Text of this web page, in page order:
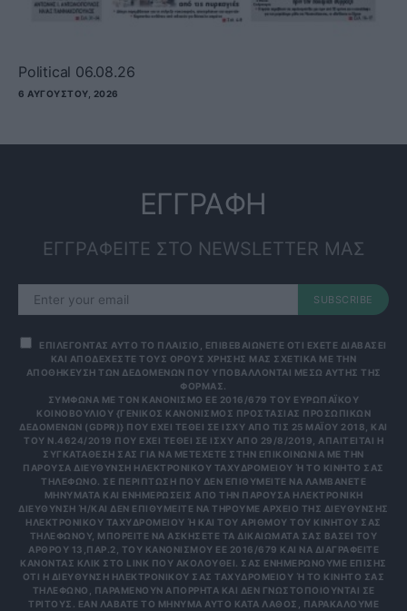
Political 06.08.26
6 ΑΥΓΟΎΣΤΟΥ, 2026
ΕΓΓΡΑΦΗ
ΕΓΓΡΑΦΕΙΤΕ ΣΤΟ NEWSLETTER ΜΑΣ
SUBSCRIBE
ΕΠΙΛΕΓΟΝΤΑΣ ΑΥΤΟ ΤΟ ΠΛΑΙΣΙΟ, ΕΠΙΒΕΒΑΙΩΝΕΤΕ ΟΤΙ ΕΧΕΤΕ ΔΙΑΒΑΣΕΙ
ΚΑΙ ΑΠΟΔΕΧΕΣΤΕ ΤΟΥΣ ΟΡΟΥΣ ΧΡΗΣΗΣ ΜΑΣ ΣΧΕΤΙΚΑ ΜΕ ΤΗΝ
ΑΠΟΘΗΚΕΥΣΗ ΤΩΝ ΔΕΔΟΜΕΝΩΝ ΠΟΥ ΥΠΟΒΑΛΛΟΝΤΑΙ ΜΕΣΩ ΑΥΤΗΣ ΤΗΣ
ΦΟΡΜΑΣ.
ΣΎΜΦΩΝΑ ΜΕ ΤΟΝ ΚΑΝΟΝΙΣΜΌ ΕΕ 2016/679 ΤΟΥ ΕΥΡΩΠΑΪΚΟΎ
ΚΟΙΝΟΒΟΥΛΊΟΥ {ΓΕΝΙΚΌΣ ΚΑΝΟΝΙΣΜΌΣ ΠΡΟΣΤΑΣΊΑΣ ΠΡΟΣΩΠΙΚΏΝ
ΔΕΔΟΜΈΝΩΝ (GDPR)} ΠΟΥ ΈΧΕΙ ΤΕΘΕΊ ΣΕ ΙΣΧΎ ΑΠΌ ΤΙΣ 25 ΜΑΪ́ΟΥ 2018, ΚΑΙ
ΤΟΥ Ν.4624/2019 ΠΟΥ ΈΧΕΙ ΤΕΘΕΊ ΣΕ ΙΣΧΎ ΑΠΌ 29/8/2019, ΑΠΑΙΤΕΊΤΑΙ Η
ΣΥΓΚΑΤΆΘΕΣΉ ΣΑΣ ΓΙΑ ΝΑ ΜΕΤΈΧΕΤΕ ΣΤΗΝ ΕΠΙΚΟΙΝΩΝΊΑ ΜΕ ΤΗΝ
ΠΑΡΟΎΣΑ ΔΙΕΎΘΥΝΣΗ ΗΛΕΚΤΡΟΝΙΚΟΎ ΤΑΧΥΔΡΟΜΕΊΟΥ Ή ΤΟ ΚΙΝΗΤΌ ΣΑΣ Τ
ΗΛΈΦΩΝΟ. ΣΕ ΠΕΡΊΠΤΩΣΗ ΠΟΥ ΔΕΝ ΕΠΙΘΥΜΕΊΤΕ ΝΑ ΛΑΜΒΆΝΕΤΕ Μ
ΗΝΎΜΑΤΑ ΚΑΙ ΕΝΗΜΕΡΏΣΕΙΣ ΑΠΌ ΤΗΝ ΠΑΡΟΎΣΑ ΗΛΕΚΤΡΟΝΙΚΉ Δ
ΙΕΎΘΥΝΣΗ Ή/ΚΑΙ ΔΕΝ ΕΠΙΘΥΜΕΊΤΕ ΝΑ ΤΗΡΟΎΜΕ ΑΡΧΕΊΟ ΤΗΣ ΔΙΕΎΘΥΝΣΗΣ ΗΛ
ΕΚΤΡΟΝΙΚΟΎ ΤΑΧΥΔΡΟΜΕΊΟΥ Ή ΚΑΙ ΤΟΥ ΑΡΙΘΜΟΎ ΤΟΥ ΚΙΝΗΤΟΎ ΣΑΣ ΤΗΛ
ΕΦΏΝΟΥ, ΜΠΟΡΕΊΤΕ ΝΑ ΑΣΚΉΣΕΤΕ ΤΑ ΔΙΚΑΙΏΜΑΤΆ ΣΑΣ ΒΆΣΕΙ ΤΟΥ ΆΡΘ
ΡΟΥ 13,ΠΑΡ.2, ΤΟΥ ΚΑΝΟΝΙΣΜΟΎ ΕΕ 2016/679 ΚΑΙ ΝΑ ΔΙΑΓΡΑΦΕΊΤΕ ΚΆΝ
ΟΝΤΑΣ ΚΛΙΚ ΣΤΟ LINK ΠΟΥ ΑΚΟΛΟΥΘΕΊ. ΣΑΣ ΕΝΗΜΕΡΏΝΟΥΜΕ ΕΠΊΣΗΣ ΌΤΙ
Η ΔΙΕΎΘΥΝΣΗ ΗΛΕΚΤΡΟΝΙΚΟΎ ΣΑΣ ΤΑΧΥΔΡΟΜΕΊΟΥ Ή ΤΟ ΚΙΝΗΤΌ ΣΑΣ ΤΗΛΈ
ΦΩΝΟ, ΠΑΡΑΜΈΝΟΥΝ ΑΠΌΡΡΗΤΑ ΚΑΙ ΔΕΝ ΓΝΩΣΤΟΠΟΙΟΎΝΤΑΙ ΣΕ ΤΡΊΤ
ΟΥΣ. ΕΆΝ ΛΆΒΑΤΕ ΤΟ ΜΉΝΥΜΑ ΑΥΤΌ ΚΑΤΆ ΛΆΘΟΣ, ΠΑΡΑΚΑΛΟΎΜΕ ΔΕΧΘ